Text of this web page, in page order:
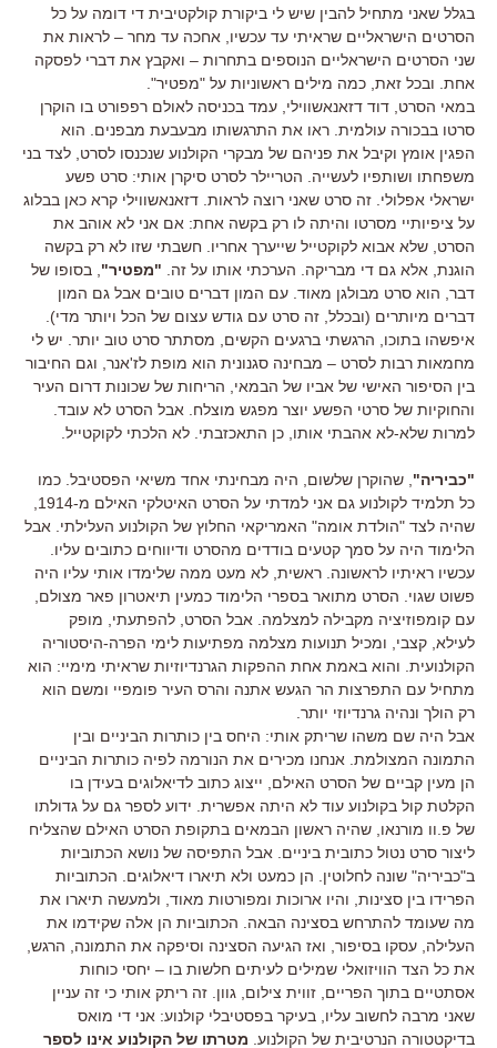
בגלל שאני מתחיל להבין שיש לי ביקורת קולקטיבית די דומה על כל
הסרטים הישראליים שראיתי עד עכשיו, אחכה עד מחר – לראות את
שני הסרטים הישראליים הנוספים בתחרות – ואקבץ את דברי לפסקה
אחת. ובכל זאת, כמה מילים ראשוניות על "מפטיר".
במאי הסרט, דוד דזאנאשווילי, עמד בכניסה לאולם רפפורט בו הוקרן
סרטו בבכורה עולמית. ראו את התרגשותו מבעבעת מבפנים. הוא
הפגין אומץ וקיבל את פניהם של מבקרי הקולנוע שנכנסו לסרט, לצד בני
משפחתו ושותפיו לעשייה. הטריילר לסרט סיקרן אותי: סרט פשע
ישראלי אפלולי. זה סרט שאני רוצה לראות. דזאנאשווילי קרא כאן בבלוג
על ציפיותיי מסרטו והיתה לו רק בקשה אחת: אם אני לא אוהב את
הסרט, שלא אבוא לקוקטייל שייערך אחריו. חשבתי שזו לא רק בקשה
הוגנת, אלא גם די מבריקה. הערכתי אותו על זה. "מפטיר" , בסופו של
דבר, הוא סרט מבולגן מאוד. עם המון דברים טובים אבל גם המון
דברים מיותרים (ובכלל, זה סרט עם גודש עצום של הכל ויותר מדי).
איפשהו בתוכו, הרגשתי ברגעים הקשים, מסתתר סרט טוב יותר. יש לי
מחמאות רבות לסרט – מבחינה סגנונית הוא מופת לז'אנר, וגם החיבור
בין הסיפור האישי של אביו של הבמאי, הריחות של שכונות דרום העיר
והחוקיות של סרטי הפשע יוצר מפגש מוצלח. אבל הסרט לא עובד.
למרות שלא-לא אהבתי אותו, כן התאכזבתי. לא הלכתי לקוקטייל.
"כביריה" , שהוקרן שלשום, היה מבחינתי אחד משיאי הפסטיבל. כמו
שהיה לצד "הולדת אומה" האמריקאי החלוץ של הקולנוע העלילתי. אבל
הלימוד היה על סמך קטעים בודדים מהסרט ודיווחים כתובים עליו.
עכשיו ראיתיו לראשונה. ראשית, לא מעט ממה שלימדו אותי עליו היה
פשוט שגוי. הסרט מתואר בספרי הלימוד כמעין תיאטרון פאר מצולם,
עם קומפוזיציה מקבילה למצלמה. אבל הסרט, להפתעתי, מופק
לעילא, קצבי, ומכיל תנועות מצלמה מפתיעות לימי הפרה-היסטוריה
הקולנועית. והוא באמת אחת ההפקות הגרנדיוזיות שראיתי מימיי: הוא
מתחיל עם התפרצות הר הגעש אתנה והרס העיר פומפיי ומשם הוא
רק הולך ונהיה גרנדיוזי יותר.
אבל היה שם משהו שריתק אותי: היחס בין כותרות הביניים ובין
התמונה המצולמת. אנחנו מכירים את הנורמה לפיה כותרות הביניים
הן מעין קביים של הסרט האילם, ייצוג כתוב לדיאלוגים בעידן בו
הקלטת קול בקולנוע עוד לא היתה אפשרית. ידוע לספר גם על גדולתו
של פ.וו מורנאו, שהיה ראשון הבמאים בתקופת הסרט האילם שהצליח
ליצור סרט נטול כתובית ביניים. אבל התפיסה של נושא הכתוביות
ב"כביריה" שונה לחלוטין. הן כמעט ולא תיארו דיאלוגים. הכתוביות
הפרידו בין סצינות, והיו ארוכות ומפורטות מאוד, ולמעשה תיארו את
מה שעומד להתרחש בסצינה הבאה. הכתוביות הן אלה שקידמו את
העלילה, עסקו בסיפור, ואז הגיעה הסצינה וסיפקה את התמונה, הרגש,
את כל הצד הוויזואלי שמילים לעיתים חלשות בו – יחסי כוחות
אסתטיים בתוך הפריים, זווית צילום, גוון. זה ריתק אותי כי זה עניין
שאני מרבה לחשוב עליו, בעיקר בפסטיבלי קולנוע: אני די מואס
בדיקטטורה הנרטיבית של הקולנוע. מטרתו של הקולנוע אינו לספר